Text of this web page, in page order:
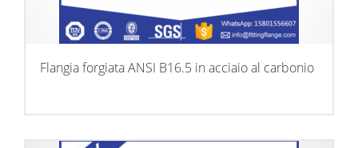
Flangia forgiata ANSI B16.5 in acciaio al carbonio